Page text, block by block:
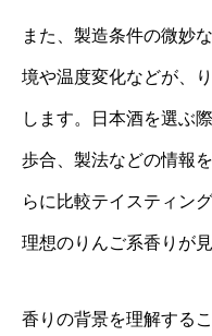
また、製造条件の微妙
境や温度変化などが、
します。日本酒を選ぶ
歩合、製法などの情報
らに比較テイスティン
理想のりんご系香りが
香りの背景を理解する